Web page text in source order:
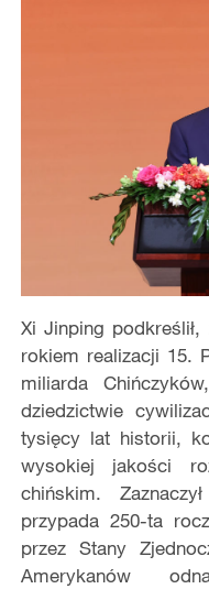
Xi Jinping
rokiem realizacji 15.
miliarda
dziedzictwie
tysięcy lat historii,
wysokiej jakości
chińskim.
przypada 250-ta
przez Stany
Amerykanów